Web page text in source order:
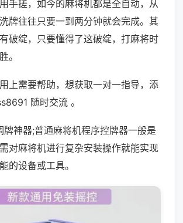
手搓，如今的麻将机都是全自动，从
牌往往只要一到两分钟就会完成。其
破绽，只要懂得了这破绽，打麻将时
。
上需要帮助，想获取一对一指导，添
随时交流 。
神器;普通麻将机程序控牌器一般是
对麻将机进行复杂安装操作就能实现
的设备或工具。